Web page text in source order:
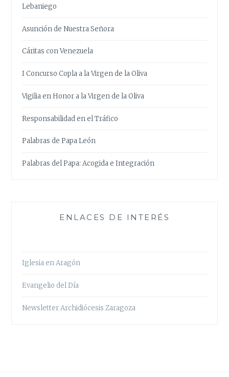
Lebaniego
Asunción de Nuestra Señora
Cáritas con Venezuela
I Concurso Copla a la Virgen de la Oliva
Vigilia en Honor a la Virgen de la Oliva
Responsabilidad en el Tráfico
Palabras de Papa León
Palabras del Papa: Acogida e Integración
ENLACES DE INTERÉS
Iglesia en Aragón
Evangelio del Día
Newsletter Archidiócesis Zaragoza